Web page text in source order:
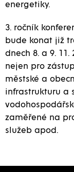
energetiky.
3. ročník
bude konat již
dnech 8. a 9.
nejen pro
městské a
infrastrukturu a
zaměřené na
služeb apod.